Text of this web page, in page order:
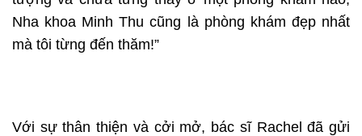
Nha khoa Minh Thu cũng là phòng khám đẹp nhất
mà tôi từng đến thăm!”
Với sự thân thiện và cởi mở, bác sĩ Rachel đã gửi